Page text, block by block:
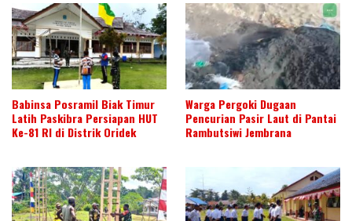
Babinsa Posramil Biak Timur
Latih Paskibra Persiapan HUT
Ke-81 RI di Distrik Oridek
Warga Pergoki Dugaan
Pencurian Pasir Laut di Pantai
Rambutsiwi Jembrana